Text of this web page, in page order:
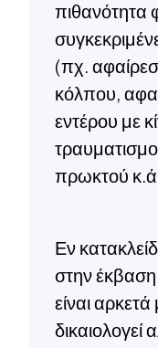
πιθανότητα
(πχ.
κόλπου,
εντέρου με
πρωκτού
Εν
στην
είναι
δικαιολογεί